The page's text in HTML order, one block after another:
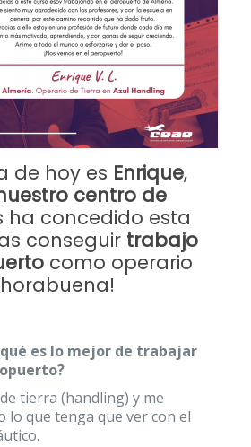
de hoy es Enrique,
centro de
ha concedido esta
conseguir trabajo
como operario
es lo mejor de trabajar
tierra (handling) y me
lo que tenga que ver con el